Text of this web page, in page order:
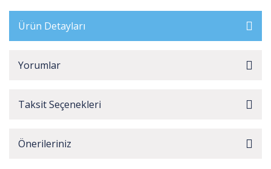
Ürün Detayları
Yorumlar
Taksit Seçenekleri
Önerileriniz